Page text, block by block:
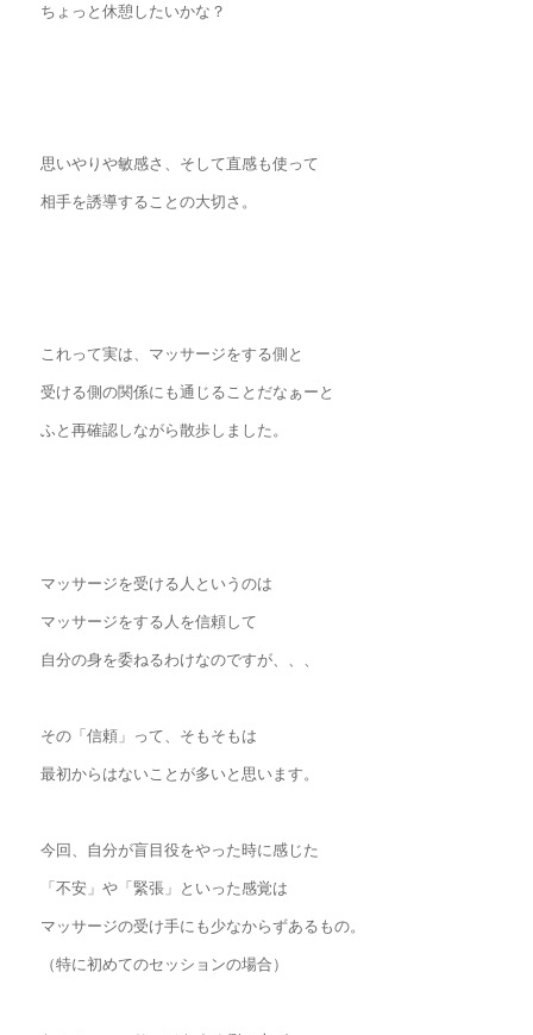
ちょっと休憩したいかな？
思いやりや敏感さ、そして直感も使って
相手を誘導することの大切さ。
これって実は、マッサージをする側と
受ける側の関係にも通じることだなぁーと
ふと再確認しながら散歩しました。
マッサージを受ける人というのは
マッサージをする人を信頼して
自分の身を委ねるわけなのですが、、、
その「信頼」って、そもそもは
最初からはないことが多いと思います。
今回、自分が盲目役をやった時に感じた
「不安」や「緊張」といった感覚は
マッサージの受け手にも少なからずあるもの。
（特に初めてのセッションの場合）